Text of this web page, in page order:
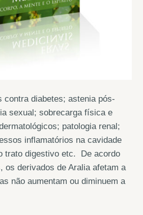
contra diabetes; astenia pós-
sexual; sobrecarga física e
patologia renal;
inflamatórios na cavidade
trato digestivo etc. De acordo
os derivados de Aralia afetam a
não aumentam ou diminuem a